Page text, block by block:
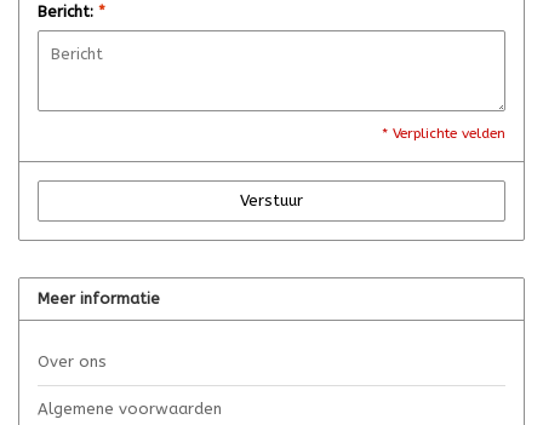
Bericht: *
* Verplichte velden
Verstuur
Meer informatie
Over ons
Algemene voorwaarden